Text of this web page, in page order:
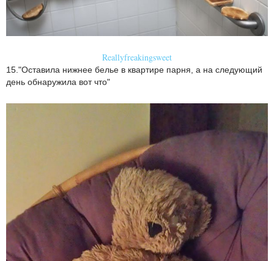
Reallyfreakingsweet
15."Оставила нижнее белье в квартире парня, а на следующий
день обнаружила вот что"